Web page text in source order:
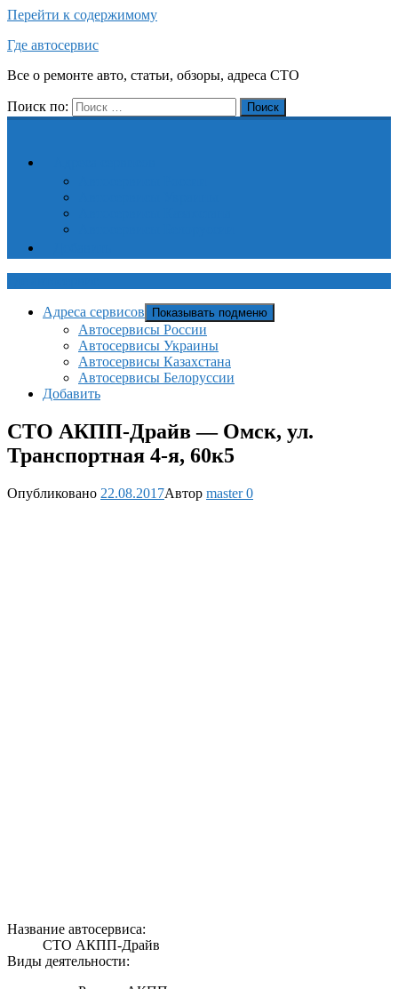
Перейти к содержимому
Где автосервис
Все о ремонте авто, статьи, обзоры, адреса СТО
Поиск по: Поиск
Адреса сервисов Показывать подменю
Автосервисы России
Автосервисы Украины
Автосервисы Казахстана
Автосервисы Белоруссии
Добавить
СТО АКПП-Драйв — Омск, ул.
Транспортная 4-я, 60к5
Опубликовано 22.08.2017Автор master0
Название автосервиса:
СТО АКПП-Драйв
Виды деятельности: